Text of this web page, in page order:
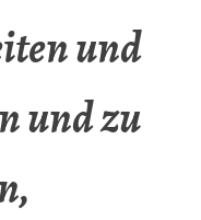
und
und zu